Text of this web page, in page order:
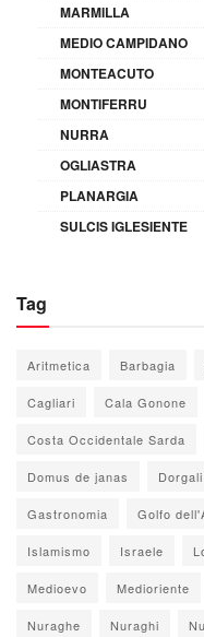
MARMILLA
MEDIO CAMPIDANO
MONTEACUTO
MONTIFERRU
NURRA
OGLIASTRA
PLANARGIA
SULCIS IGLESIENTE
Tag
Aritmetica Barbagia
Cagliari Cala Gonone
Costa Occidentale Sarda
Domus de janas Dorgali
Gastronomia Golfo
Islamismo Israele
Medioevo Medioriente
Nuraghe Nuraghi